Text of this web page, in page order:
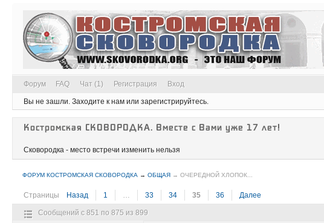
Форум FAQ Чат (1) Регистрация Вход
Вы не зашли. Заходите к нам или зарегистрируйтесь.
Костромская СКОВОРОДКА. Вместе с Вами уже 17 лет!
Сковородка - место встречи изменить нельзя
ФОРУМ КОСТРОМСКАЯ СКОВОРОДКА →ОБЩАЯ →ОЧЕРЕДНОЙ ХЛОПОК...
Страницы Назад 1 … 33 34 35 36 Далее
Сообщений с 851 по 875 из 899